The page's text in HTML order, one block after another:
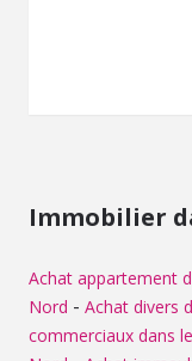
Immobilier
Achat appartement
Nord - Achat divers
commerciaux dans